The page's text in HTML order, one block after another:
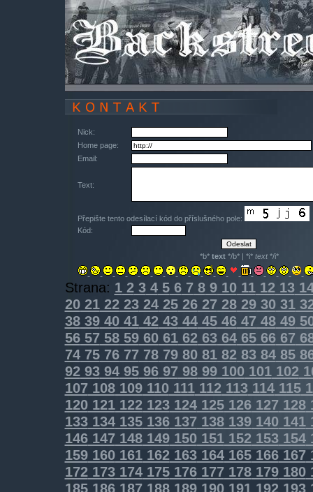
Nick:
Home page:
Email:
Text:
Přepište tento odesílací kód do příslušného pole:
Kód:
*b* text*/b* | *i* text*/i*
Strana: 12345678910111213
202122232425262728293031
383940414243444546474849
565758596061626364656667
747576777879808182838485
9293949596979899100101102
107108109110111112113114115
120121122123124125126127 128
133134135136137138139140 141
146147148149150151152153154
159160161162163164165166167
172173174175176177178179180
185186187188189190191192193